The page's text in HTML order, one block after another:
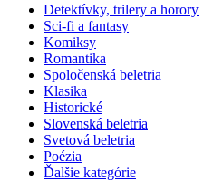
Detektívky, trilery a horory
Sci-fi a fantasy
Komiksy
Romantika
Spoločenská beletria
Klasika
Historické
Slovenská beletria
Svetová beletria
Poézia
Ďalšie kategórie